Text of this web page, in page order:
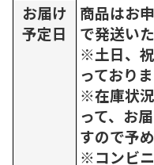
お届け
予定日
商品はお
で発送いた
※土日、
っておりま
※在庫状
って、お
すので予
※コンビ